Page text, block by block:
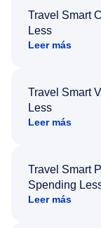
Travel Smart
Less
Leer más
Travel Smart
Less
Leer más
Travel Smart
Spending
Leer más